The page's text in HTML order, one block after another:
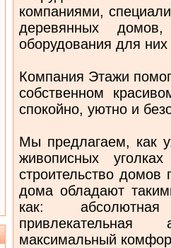
компаниями,
деревянных домов,
оборудования для
Компания Этажи
собственном
спокойно, уютно и
Мы предлагаем, как
живописных
строительство домов
дома обладают
как: абсолютная
максимальный